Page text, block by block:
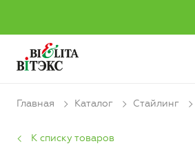
Главная Каталог Стайлинг
К списку товаров